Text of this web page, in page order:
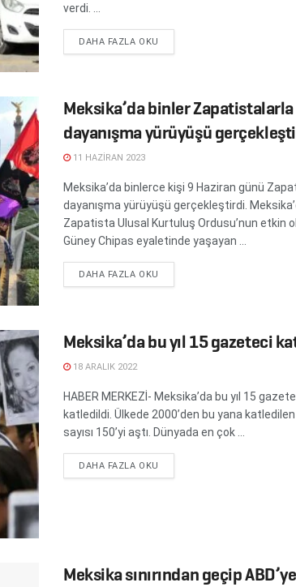
verdi. ...
DAHA FAZLA OKU
Meksika’da binler Zapatistalarla
dayanışma yürüyüşü
11 HAZIRAN 2023
Meksika’da binlerce kişi 9 Haziran günü
dayanışma yürüyüşü gerçekleştirdi.
Zapatista Ulusal Kurtuluş Ordusu’nun etkin
Güney Chipas eyaletinde yaşayan ...
DAHA FAZLA OKU
Meksika’da bu yıl 15 gazeteci
18 ARALIK 2022
HABER MERKEZİ- Meksika’da bu yıl 15
katledildi. Ülkede 2000’den bu yana
sayısı 150’yi aştı. Dünyada en çok ...
DAHA FAZLA OKU
Meksika sınırından geçip